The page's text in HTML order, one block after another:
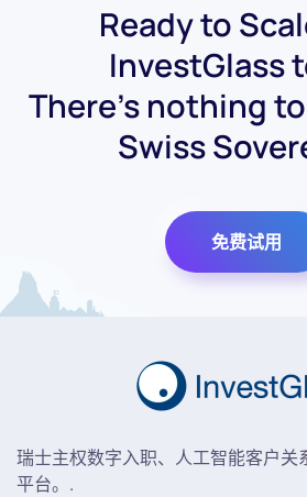
Ready to
InvestGlass
There's nothing
Swiss
免费试用
瑞士主权数字入职、人工智能客户关
平台。.